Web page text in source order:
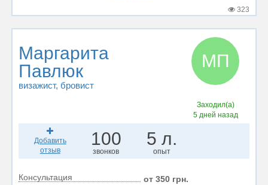
323
Маргарита
Павлюк
визажист, бровист
МП
Заходил(а)
5 дней назад
Добавить
отзыв
100
звонков
5 л.
опыт
Консультация от 350 грн.